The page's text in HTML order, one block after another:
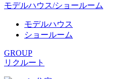
モデルハウス/ショールーム
モデルハウス
ショールーム
GROUP
リクルート